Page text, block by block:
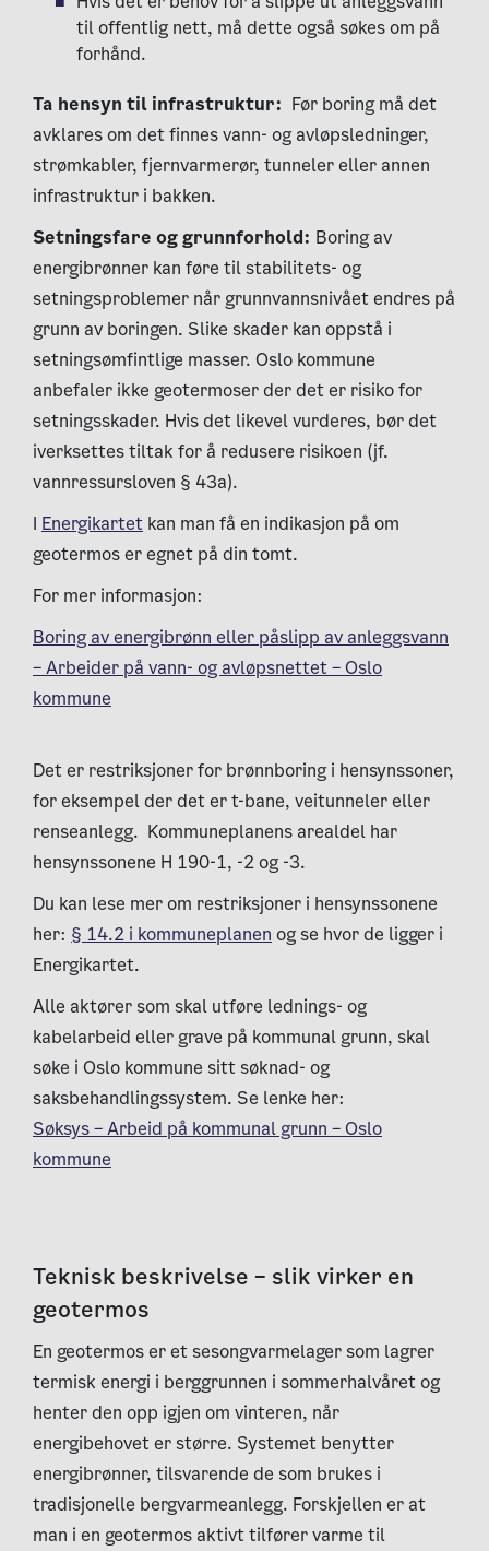
til offentlig nett, må dette også søkes om på
forhånd.
Ta hensyn til infrastruktur: Før boring må det
avklares om det finnes vann- og avløpsledninger,
strømkabler, fjernvarmerør, tunneler eller annen
infrastruktur i bakken.
Setningsfare og grunnforhold: Boring av
energibrønner kan føre til stabilitets- og
setningsproblemer når grunnvannsnivået endres på
grunn av boringen. Slike skader kan oppstå i
setningsømfintlige masser. Oslo kommune
anbefaler ikke geotermoser der det er risiko for
setningsskader. Hvis det likevel vurderes, bør det
iverksettes tiltak for å redusere risikoen (jf.
vannressursloven § 43a).
I Energikartet kan man få en indikasjon på om
geotermos er egnet på din tomt.
For mer informasjon:
Boring av energibrønn eller påslipp av anleggsvann
– Arbeider på vann- og avløpsnettet – Oslo
kommune
Det er restriksjoner for brønnboring i hensynssoner,
for eksempel der det er t-bane, veitunneler eller
renseanlegg. Kommuneplanens arealdel har
hensynssonene H 190-1, -2 og -3.
Du kan lese mer om restriksjoner i hensynssonene
her: § 14.2 i kommuneplanen og se hvor de ligger i
Energikartet.
Alle aktører som skal utføre lednings- og
kabelarbeid eller grave på kommunal grunn, skal
søke i Oslo kommune sitt søknad- og
saksbehandlingssystem. Se lenke her:
Søksys – Arbeid på kommunal grunn – Oslo
kommune
Teknisk beskrivelse – slik virker en
geotermos
En geotermos er et sesongvarmelager som lagrer
termisk energi i berggrunnen i sommerhalvåret og
henter den opp igjen om vinteren, når
energibehovet er større. Systemet benytter
energibrønner, tilsvarende de som brukes i
tradisjonelle bergvarmeanlegg. Forskjellen er at
man i en geotermos aktivt tilfører varme til